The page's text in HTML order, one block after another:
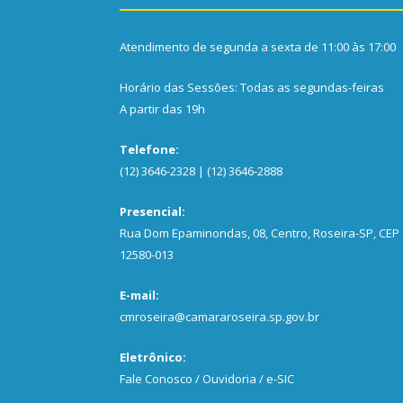
Atendimento de segunda a sexta de 11:00 às 17:00
Horário das Sessões: Todas as segundas-feiras
A partir das 19h
Telefone:
(12) 3646-2328 | (12) 3646-2888
Presencial:
Rua Dom Epaminondas, 08, Centro, Roseira-SP, CEP
12580-013
E-mail:
cmroseira@camararoseira.sp.gov.br
Eletrônico:
Fale Conosco / Ouvidoria / e-SIC